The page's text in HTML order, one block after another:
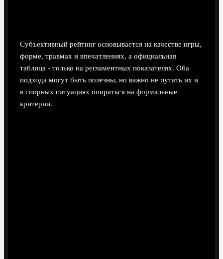
Субъективный рейтинг основывается на качестве игры,
форме, травмах и впечатлениях, а официальная
таблица - только на регламентных показателях. Оба
подхода могут быть полезны, но важно не путать их и
в спорных ситуациях опираться на формальные
критерии.